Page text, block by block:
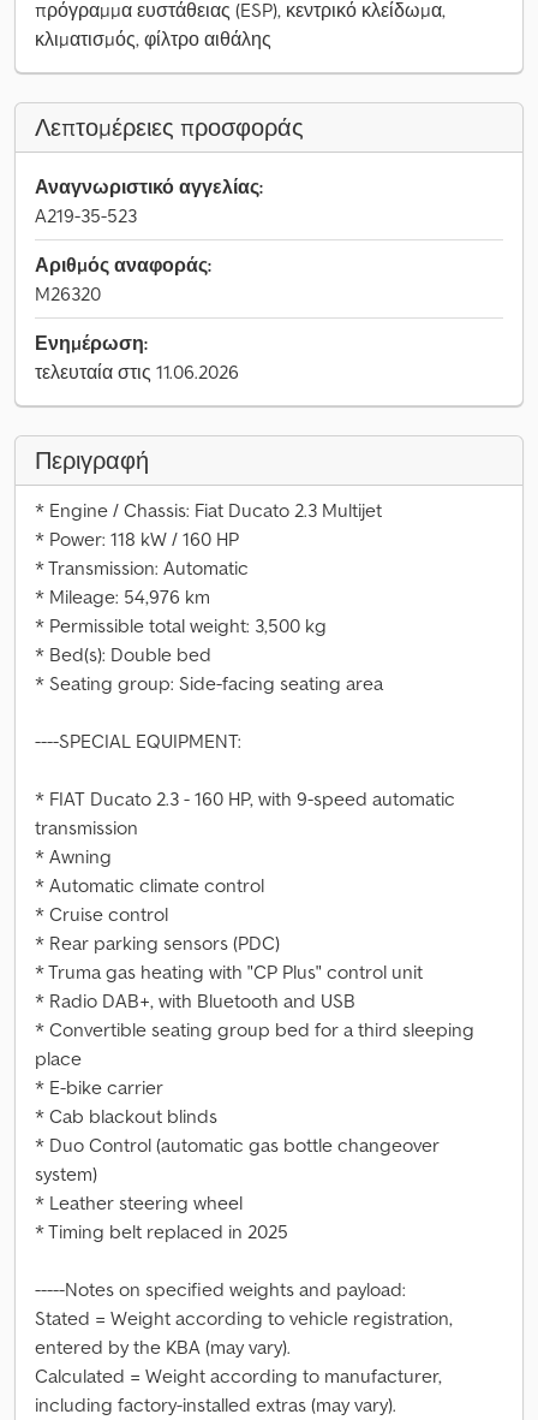
πρόγραμμα ευστάθειας (ESP), κεντρικό κλείδωμα,
κλιματισμός, φίλτρο αιθάλης
Λεπτομέρειες προσφοράς
Αναγνωριστικό αγγελίας:
A219-35-523
Αριθμός αναφοράς:
M26320
Ενημέρωση:
τελευταία στις 11.06.2026
Περιγραφή
* Engine / Chassis: Fiat Ducato 2.3 Multijet
* Power: 118 kW / 160 HP
* Transmission: Automatic
* Mileage: 54,976 km
* Permissible total weight: 3,500 kg
* Bed(s): Double bed
* Seating group: Side-facing seating area
----SPECIAL EQUIPMENT:
* FIAT Ducato 2.3 - 160 HP, with 9-speed automatic
transmission
* Awning
* Automatic climate control
* Cruise control
* Rear parking sensors (PDC)
* Truma gas heating with "CP Plus" control unit
* Radio DAB+, with Bluetooth and USB
* Convertible seating group bed for a third sleeping
place
* E-bike carrier
* Cab blackout blinds
* Duo Control (automatic gas bottle changeover
system)
* Leather steering wheel
* Timing belt replaced in 2025
-----Notes on specified weights and payload:
Stated = Weight according to vehicle registration,
entered by the KBA (may vary).
Calculated = Weight according to manufacturer,
including factory-installed extras (may vary).